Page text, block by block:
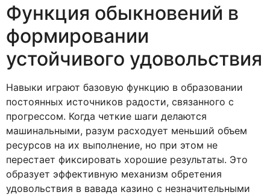
Функция обыкновений в
формировании
устойчивого удовольствия
Навыки играют базовую функцию в образовании
постоянных источников радости, связанного с
прогрессом. Когда четкие шаги делаются
машинальными, разум расходует меньший объем
ресурсов на их выполнение, но при этом не
перестает фиксировать хорошие результаты. Это
образует эффективную механизм обретения
удовольствия в вавада казино с незначительными